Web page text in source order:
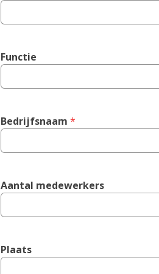
Functie
Bedrijfsnaam *
Aantal medewerkers
Plaats